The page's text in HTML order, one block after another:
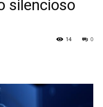
silencioso
0
14